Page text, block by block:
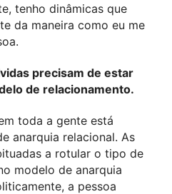
tenho dinâmicas que
da maneira como eu me
precisam de estar
de relacionamento.
toda a gente está
anarquia relacional. As
a rotular o tipo de
modelo de anarquia
a pessoa